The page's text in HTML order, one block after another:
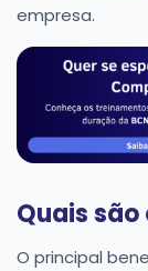
empresa.
Quais são
O principal